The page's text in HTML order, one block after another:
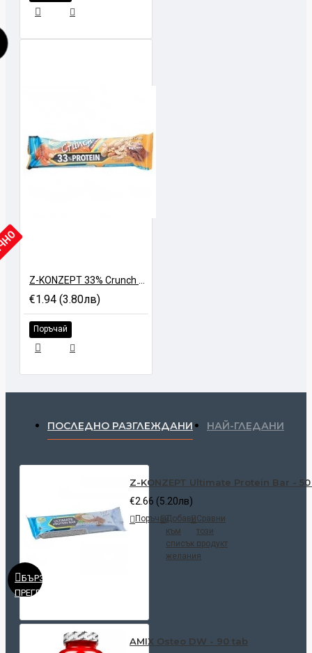
Z-KONZEPT 33% Crunch Protein Bar - 50 gr
€1.94 (3.80лв)
Поръчай
ПОСЛЕДНО РАЗГЛЕЖДАНИ НАЙ-ГЛЕДАНИ
БЪРЗ
ПРЕГЛЕД
Z-KONZEPT Ultimate Protein Bar -
€2.66 (5.20лв)
ПоръчайДобави
към
списък с
желания
Сравни
този
продукт
AMIX Osteo DW - 90 tab